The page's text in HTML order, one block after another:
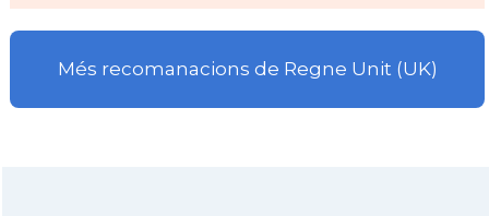
Més recomanacions de Regne Unit (UK)